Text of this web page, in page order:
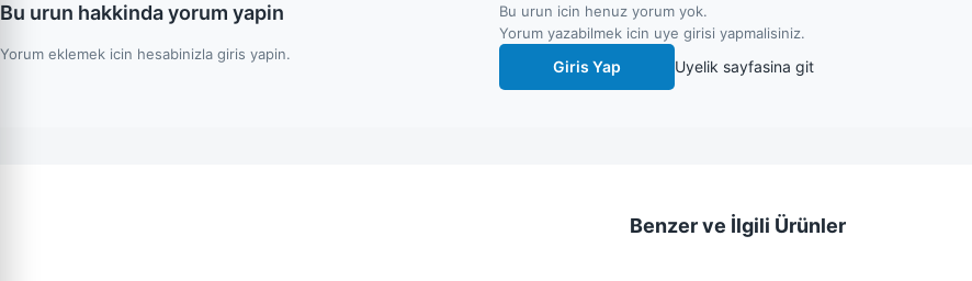
Bu urun hakkinda yorum yapin
Yorum eklemek icin hesabinizla giris yapin.
Bu urun icin henuz yorum yok.
Yorum yazabilmek icin uye girisi yapmalisiniz.
Giris Yap Uyelik sayfasina git
Benzer ve İlgili Ürünler